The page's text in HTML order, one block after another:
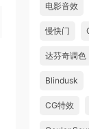
电影音效
慢快门
达芬奇调色
Blindusk
CG特效